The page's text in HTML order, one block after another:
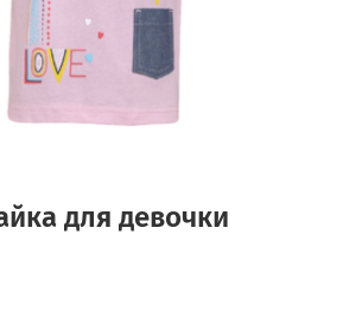
для девочки